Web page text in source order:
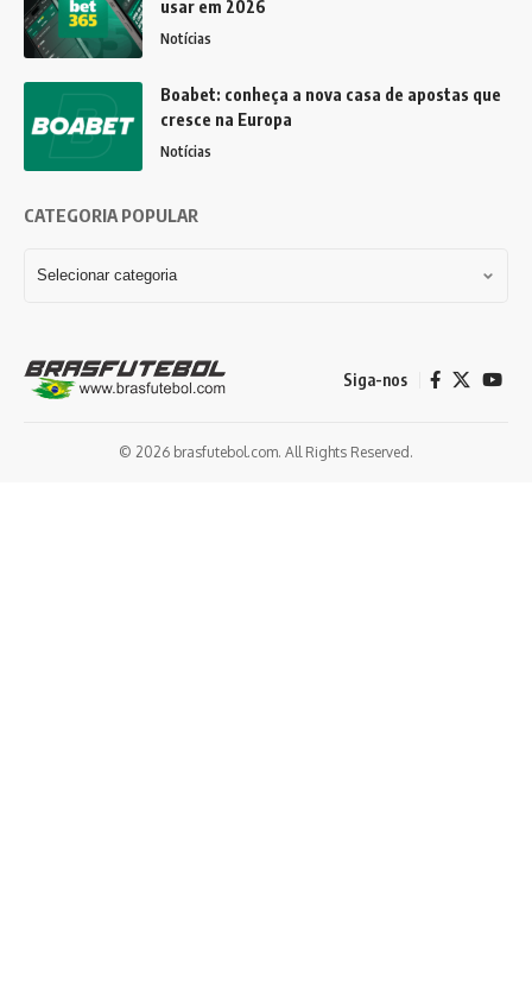
usar em 2026
Notícias
Boabet: conheça a nova casa de apostas que
cresce na Europa
Notícias
CATEGORIA POPULAR
Siga-nos
© 2026 brasfutebol.com. All Rights Reserved.